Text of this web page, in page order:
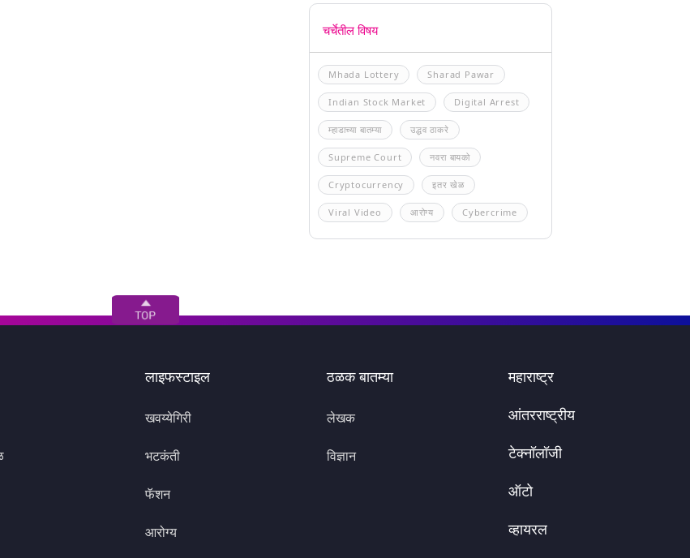
चर्चेतील विषय
Mhada Lottery Sharad Pawar
Indian Stock Market Digital Arrest
म्हाडाच्या बातम्या उद्धव ठाकरे
Supreme Court नवरा बायको
Cryptocurrency इतर खेळ
Viral Video आरोग्य Cybercrime
लाइफस्टाइल
खवय्येगिरी
भटकंती
फॅशन
आरोग्य
ठळक बातम्या
लेखक
विज्ञान
महाराष्ट्र
आंतरराष्ट्रीय
टेक्नॉलॉजी
ऑटो
व्हायरल